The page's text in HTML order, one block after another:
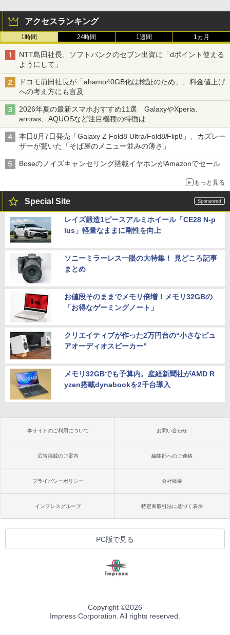
アクセスランキング
1時間 24時間 1週間 1カ月
NTT島田社長、ソフトバンクのセブン出資に「dポイント使える
ようにして」
ドコモ前田社長が「ahamo40GB化は検証のため」、料金値上げ
への考え方にも言及
2026年夏の最新スマホおすすめ11選 GalaxyやXperia、
arrows、AQUOSなど注目機種の特徴は
本日8月7日発売「Galaxy Z Fold8 Ultra/Fold8/Flip8」、カズレー
ザーが驚いた「そば屋のメニュー並みの薄さ」
Boseのノイズキャンセリング搭載イヤホンがAmazonでセール
もっと見る
Special Site
レイズ鍛造1ピースアルミホイール「CE28 N-p
lus」軽量なままに剛性を向上
ソニーミラーレス一眼の大特集！ 見どころ記事
まとめ
お値段そのままでメモリ倍増！メモリ32GBの
「お得なゲーミングノート」
クリエイティブが作った2万円台の“小さなピュ
アオーディオスピーカー”
メモリ32GBでも予算内。産経新聞社がAMD R
yzen搭載dynabookを2千台導入
本サイトのご利用について お問い合わせ
広告掲載のご案内 編集部へのご連絡
プライバシーポリシー 会社概要
インプレスグループ 特定商取引法に基づく表示
PC版で見る
Copyright ©2026
Impress Corporation. All rights reserved.